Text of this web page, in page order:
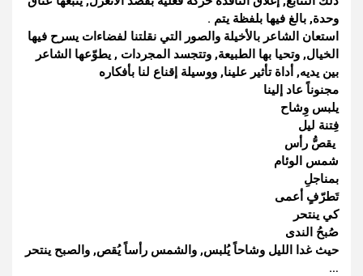
وحدة, بالغ فيها بلفظة يتم .
استعان الشاعر بالأخيلة والصور التي نقلتنا لفضاءات يسرح فيها
الخيال, وتحيا بها الطبيعة, وتتجسد المجردات , يطوّعها الشاعر
بين يديه, أداة تأثير علينا, ووسيلة إقناع لنا بأفكاره
مجنوناً عاد إلينا
يلبس وِشاح
فِتنة ليل
يقصُّ رأس
شمس الوئام
بمناجلِ
تَطرّفٍ أعمى
كي ينتحر
صُبحُ الندى
حيث غدا الليل وشاحاً يُلبس, والشمس رأساً يُقص, والصبح ينتحر
…